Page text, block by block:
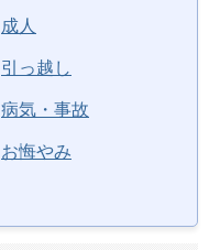
成人
引っ越し
病気・事故
お悔やみ